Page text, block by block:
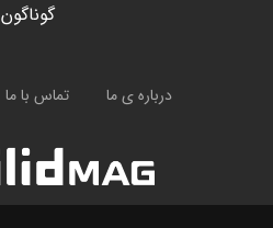
گوناگون
درباره ی ما تماس با ما